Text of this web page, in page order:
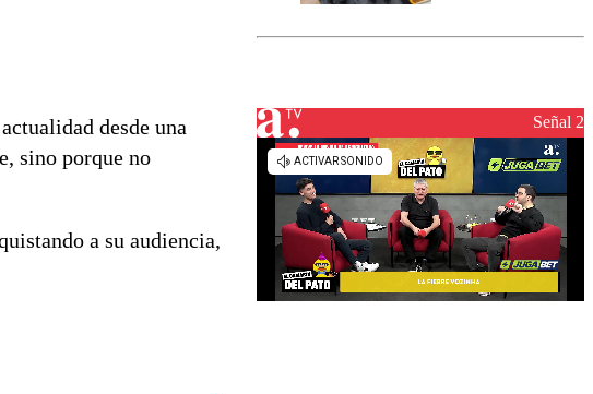
desde una
sino porque no
a su audiencia,
el fin de la
reconstrucciónSeñal 2